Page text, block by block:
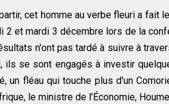
cet homme au verbe fleuri a fait
2 et mardi 3 décembre lors de la
n'ont pas tardé à suivre à
ils se sont engagés à investir
un fléau qui touche plus d'un
le ministre de l'Économie,